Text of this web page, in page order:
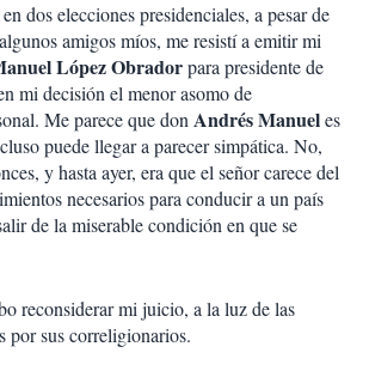
dos elecciones presidenciales, a pesar de
amigos míos, me resistí a emitir mi
López Obradorpara presidente de
mi decisión el menor asomo de
Me parece que don Andrés Manueles
puede llegar a parecer simpática. No,
y hasta ayer, era que el señor carece del
necesarios para conducir a un país
de la miserable condición en que se
reconsiderar mi juicio, a la luz de las
por sus correligionarios.